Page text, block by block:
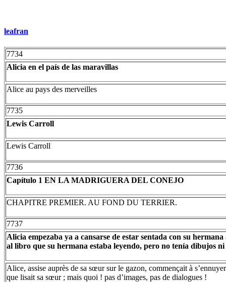
leafran
7734
Alicia en el país de las maravillas
Alice au pays des merveilles
7735
Lewis Carroll
Lewis Carroll
7736
Capítulo 1 EN LA MADRIGUERA DEL CONEJO
CHAPITRE PREMIER. AU FOND DU TERRIER.
7737
Alicia empezaba ya a cansarse de estar sentada con su
al libro que su hermana estaba leyendo, pero no tenía dibujos ni
Alice, assise auprès de sa sœur sur le gazon, commençait à
que lisait sa sœur ; mais quoi ! pas d’images, pas de dialogues !